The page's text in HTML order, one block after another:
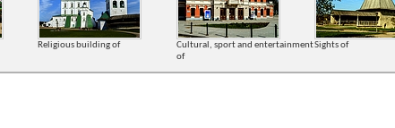
Religious building of
Cultural, sport and entertainment
of
Sights of